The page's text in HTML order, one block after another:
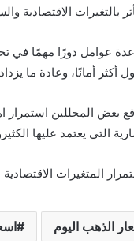
بالتغيرات الاقتصادية
عوامل دورًا مهمًا في
أكثر أمانًا، وعادة ما
بعض المحللين استمرار
التي يعتمد عليها
المتغيرات
الذهب اليوم